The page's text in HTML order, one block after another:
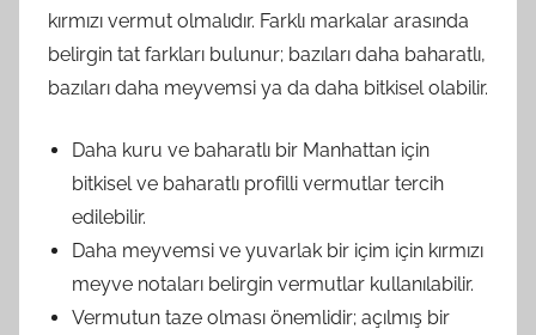
kırmızı vermut olmalıdır. Farklı markalar arasında
belirgin tat farkları bulunur; bazıları daha baharatlı,
bazıları daha meyvemsi ya da daha bitkisel olabilir.
Daha kuru ve baharatlı bir Manhattan için
bitkisel ve baharatlı profilli vermutlar tercih
edilebilir.
Daha meyvemsi ve yuvarlak bir içim için kırmızı
meyve notaları belirgin vermutlar kullanılabilir.
Vermutun taze olması önemlidir; açılmış bir